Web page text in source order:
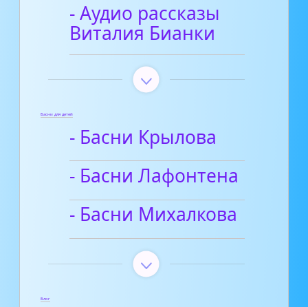
- Аудио рассказы
Виталия Бианки
Басни для детей
- Басни Крылова
- Басни Лафонтена
- Басни Михалкова
Блог